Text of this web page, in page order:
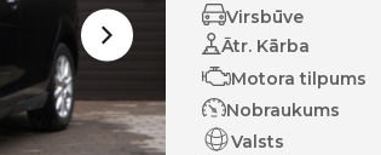
Virsbūve
Ātr. Kārba
Motora tilpums
Nobraukums
Valsts